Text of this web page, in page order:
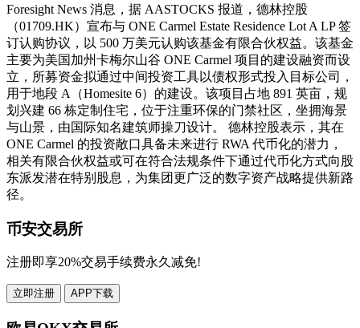
Foresight News 消息，据 AASTOCKS 报道，德林控股
（01709.HK）宣布与 ONE Carmel Estate Residence Lot A LP 签
订认购协议，以 500 万美元认购该基金有限合伙权益。该基金
主要为美国加州卡梅尔山谷 ONE Carmel 项目的建设融资而设
立，所募资金拟通过中间投资工具以债权形式投入目标公司，
用于地段 A（Homesite 6）的建设。该项目占地 891 英亩，规
划兴建 66 栋定制住宅，位于注重环保的门禁社区，坐拥海景
与山景，由国际知名建筑师操刀设计。 德林控股表示，其在
ONE Carmel 的投资敞口具备未来进行 RWA 代币化的潜力，
相关有限合伙权益或可在符合法规条件下通过代币化方式向股
东派发潜在特别股息，为集团更广泛的数字资产战略提供新路
径。
币安交易所
注册即享20%交易手续费永久减免!
立即注册 APP下载